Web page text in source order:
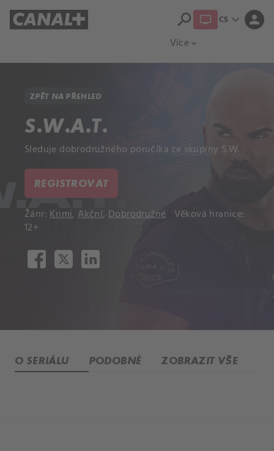
Více expand_more
search CS expand_more person
ZPĚT NA PŘEHLED
S.W.A.T.
Sleduje dobrodružného poručíka ze skupiny S.W.
REGISTROVAT
Žánr:Krimi,Akční,Dobrodružné Věková hranice:
12+
O SERIÁLU PODOBNÉ ZOBRAZIT VŠE